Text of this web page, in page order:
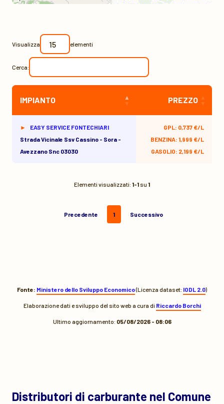
Visualizza elementi
Cerca:
IMPIANTO PREZZO
EASY SERVICE FONTECHIARI
Strada Vicinale Ssv Cassino - Sora -
Avezzano Snc 03030
GPL: 0,737 €/L
BENZINA: 1,999 €/L
GASOLIO: 2,199 €/L
Elementi visualizzati: 1-1su 1
Precedente 1 Successivo
Fonte: Ministero dello Sviluppo Economico(Licenza dataset: IODL 2.0)
Elaborazione dati e sviluppo del sito web a cura di Riccardo Borchi
Ultimo aggiornamento: 05/08/2026 - 08:06
Distributori di carburante nel Comune